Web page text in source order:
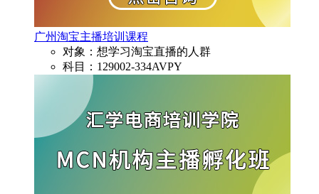
广州淘宝主播培训课程
对象：想学习淘宝直播的人群
科目：129002-334AVPY